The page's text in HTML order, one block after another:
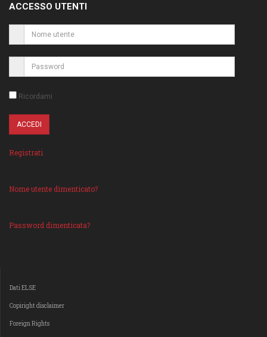
ACCESSO UTENTI
Ricordami
Registrati
Nome utente dimenticato?
Password dimenticata?
Dati ELSE
Copiright disclaimer
Foreign Rights